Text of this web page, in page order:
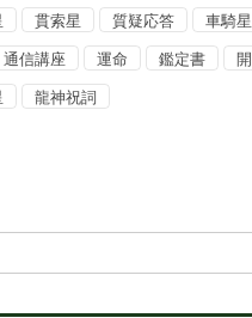
貫索星 質疑応答 車騎星
通信講座 運命 鑑定書
龍神祝詞